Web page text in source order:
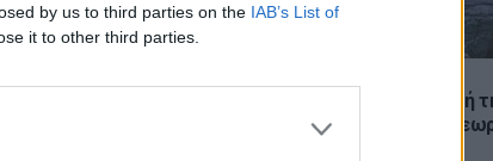
by us to third parties on the IAB’s List of
it to other third parties.
Η παράξενη ελευθερία: Σε αυτή
της Ευρώπης, το γuμνό δεν